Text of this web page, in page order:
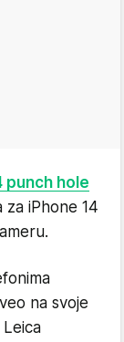
punch hole
iPhone 14
na svoje